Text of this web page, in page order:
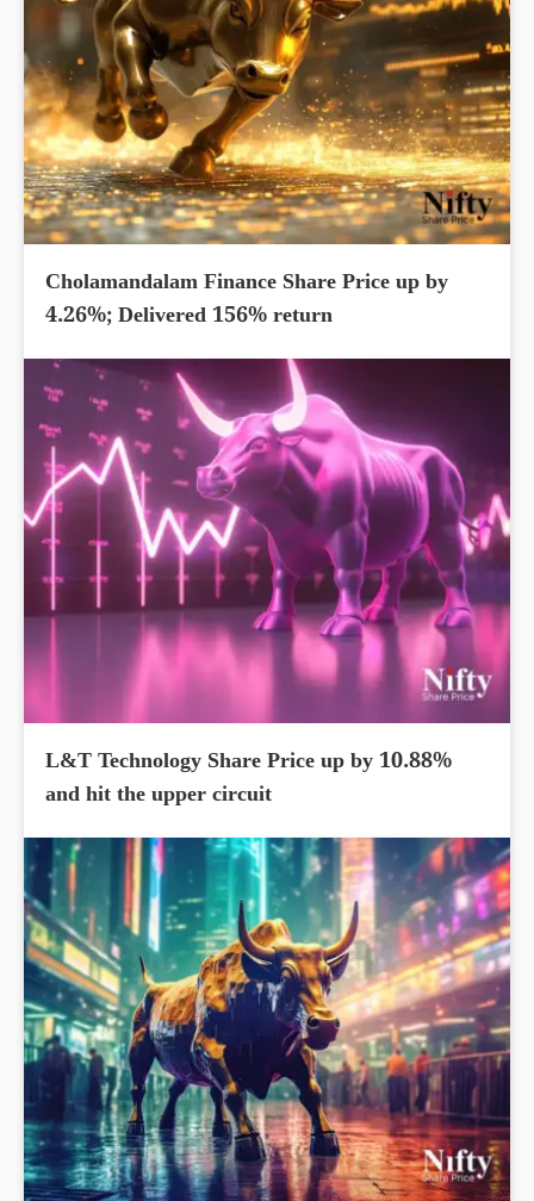
Cholamandalam Finance Share Price up by
4.26%; Delivered 156% return
L&T Technology Share Price up by 10.88%
and hit the upper circuit